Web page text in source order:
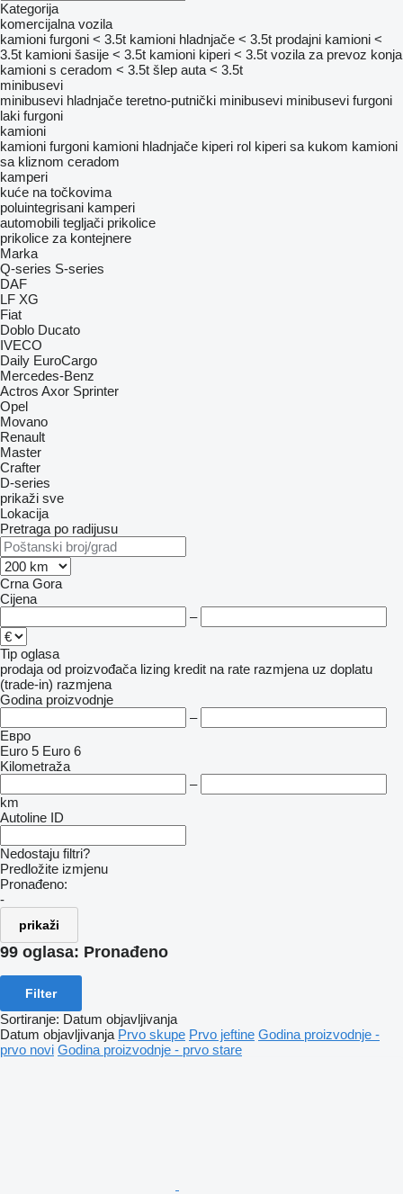
Kategorija
komercijalna vozila
kamioni furgoni < 3.5t kamioni hladnjače < 3.5t prodajni kamioni <
3.5t kamioni šasije < 3.5t kamioni kiperi < 3.5t vozila za prevoz konja
kamioni s ceradom < 3.5t šlep auta < 3.5t
minibusevi
minibusevi hladnjače teretno-putnički minibusevi minibusevi furgoni
laki furgoni
kamioni
kamioni furgoni kamioni hladnjače kiperi rol kiperi sa kukom kamioni
sa kliznom ceradom
kamperi
kuće na točkovima
poluintegrisani kamperi
automobili tegljači prikolice
prikolice za kontejnere
Marka
Q-series S-series
DAF
LF XG
Fiat
Doblo Ducato
IVECO
Daily EuroCargo
Mercedes-Benz
Actros Axor Sprinter
Opel
Movano
Renault
Master
Crafter
D-series
prikaži sve
Lokacija
Pretraga po radijusu
Crna Gora
Cijena
–
Tip oglasa
prodaja od proizvođača lizing kredit na rate razmjena uz doplatu
(trade-in) razmjena
Godina proizvodnje
–
Евро
Euro 5 Euro 6
Kilometraža
–
km
Autoline ID
Nedostaju filtri?
Predložite izmjenu
Pronađeno:
-
prikaži
99 oglasa: Pronađeno
Filter
Sortiranje: Datum objavljivanja
Datum objavljivanja Prvo skupe Prvo jeftine Godina proizvodnje -
prvo novi Godina proizvodnje - prvo stare